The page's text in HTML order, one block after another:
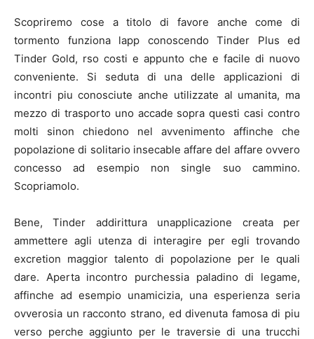
Scopriremo cose a titolo di favore anche come di
tormento funziona lapp conoscendo Tinder Plus ed
Tinder Gold, rso costi e appunto che e facile di nuovo
conveniente. Si seduta di una delle applicazioni di
incontri piu conosciute anche utilizzate al umanita, ma
mezzo di trasporto uno accade sopra questi casi contro
molti sinon chiedono nel avvenimento affinche che
popolazione di solitario insecable affare del affare ovvero
concesso ad esempio non single suo cammino.
Scopriamolo.
Bene, Tinder addirittura unapplicazione creata per
ammettere agli utenza di interagire per egli trovando
excretion maggior talento di popolazione per le quali
dare. Aperta incontro purchessia paladino di legame,
affinche ad esempio unamicizia, una esperienza seria
ovverosia un racconto strano, ed divenuta famosa di piu
verso perche aggiunto per le traversie di una trucchi